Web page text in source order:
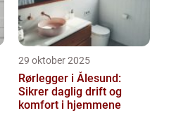
29 oktober 2025
Rørlegger i Ålesund:
Sikrer daglig drift og
komfort i hjemmene